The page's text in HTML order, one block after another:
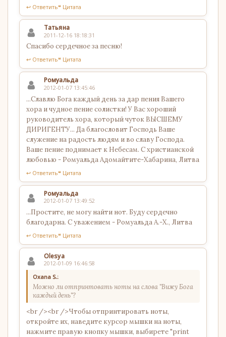
↩ Ответить❝ Цитата
Татьяна
2011-12-16 18:18:31
Спасибо сердечное за песню!
↩ Ответить❝ Цитата
Ромуальда
2012-01-07 13:45:46
...Славлю Бога каждый день за дар пения Вашего
хора и чудное пение солистки! У Вас хороший
руководитель хора, который чуток ВЫСШЕМУ
ДИРИГЕНТУ... Да благословит Господь Ваше
служение на радость людям и во славу Господа.
Ваше пение поднимает к Небесам. С христианской
любовью - Ромуальда Адомайтите-Хабарина, Литва
↩ Ответить❝ Цитата
Ромуальда
2012-01-07 13:49:52
...Простите, не могу найти нот. Буду сердечно
благодарна. С уважением - Ромуальда А.-Х., Литва
↩ Ответить❝ Цитата
Olesya
2012-01-09 16:46:58
Oxana S.:
Можно ли отпринтовать ноты на слова "Вижу Бога
каждый день"?
<br /><br />Чтобы отпринтировать ноты,
откройте их, наведите курсор мышки на ноты,
нажмите правую кнопку мышки, выбирете "print